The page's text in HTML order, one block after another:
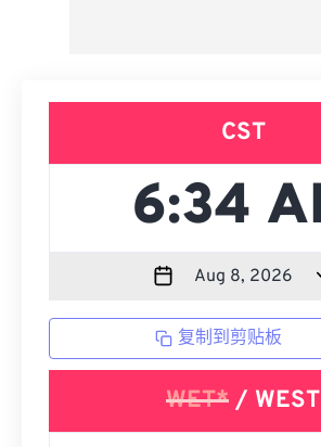
CST
复制到剪贴板
WET* / WEST